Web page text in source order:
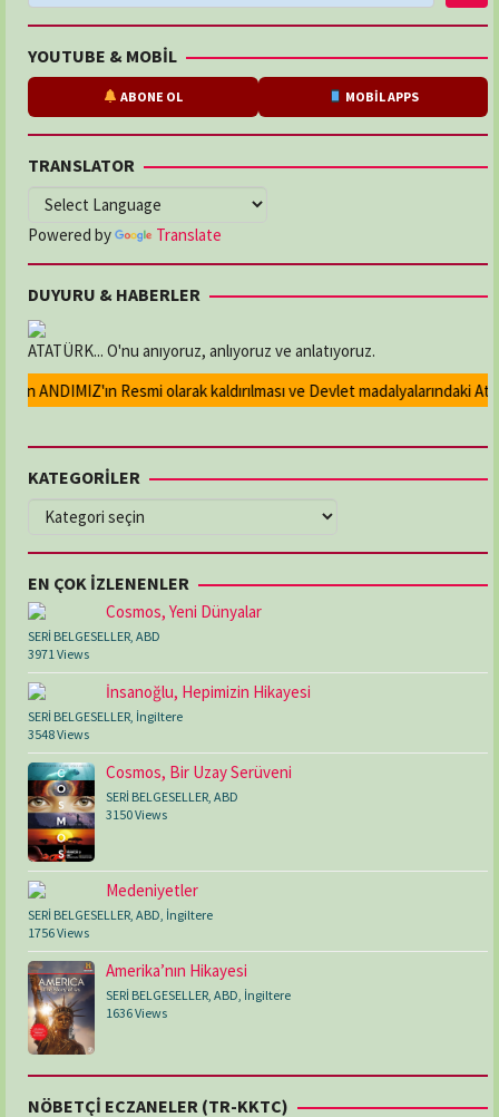
YOUTUBE & MOBİL
ABONE OL MOBİL APPS
TRANSLATOR
Powered by Translate
DUYURU & HABERLER
ATATÜRK... O'nu anıyoruz, anlıyoruz ve anlatıyoruz.
ANDIMIZ'ın Resmi olarak kaldırılması ve Devlet madalyalarındaki
KATEGORİLER
KATEGORİLER
EN ÇOK İZLENENLER
Cosmos, Yeni Dünyalar
SERİ BELGESELLER ABD
3971 Views
İnsanoğlu, Hepimizin Hikayesi
SERİ BELGESELLER İngiltere
3548 Views
Cosmos, Bir Uzay Serüveni
SERİ BELGESELLER ABD
3150 Views
Medeniyetler
SERİ BELGESELLER ABD İngiltere
1756 Views
Amerika’nın Hikayesi
SERİ BELGESELLER ABD İngiltere
1636 Views
NÖBETÇİ ECZANELER (TR-KKTC)